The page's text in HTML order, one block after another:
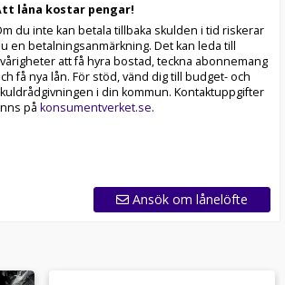
låna kostar pengar!
du inte kan betala tillbaka skulden i tid riskerar
en betalningsanmärkning. Det kan leda till
att få hyra bostad, teckna abonnemang
få nya lån. För stöd, vänd dig till budget- och
i din kommun. Kontaktuppgifter
på konsumentverket.se.
Ansök om lånelöfte